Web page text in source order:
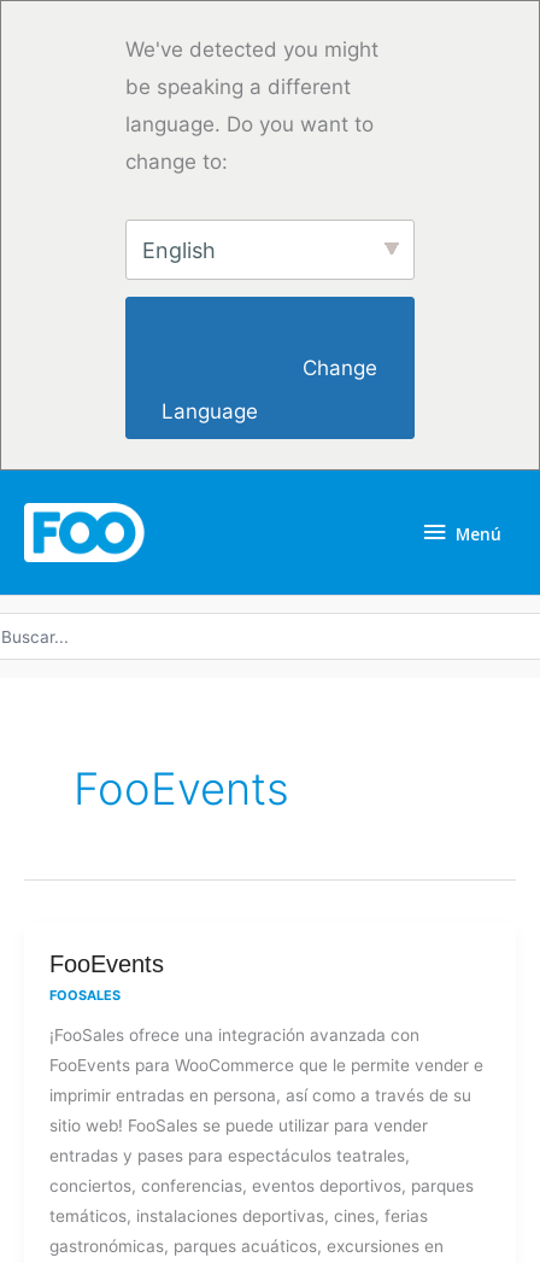
We've detected you might
be speaking a different
language. Do you want to
change to:
English
Language
Menú
FooEvents
FooEvents
FOOSALES
¡FooSales ofrece una integración avanzada con
FooEvents para WooCommerce que le permite vender e
imprimir entradas en persona, así como a través de su
sitio web! FooSales se puede utilizar para vender
entradas y pases para espectáculos teatrales,
conciertos, conferencias, eventos deportivos, parques
temáticos, instalaciones deportivas, cines, ferias
gastronómicas, parques acuáticos, excursiones en
FooEvents